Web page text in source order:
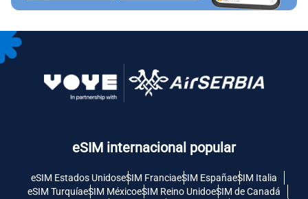
eSIM internacional popular
eSIM Estados UnidoseSIM FranciaeSIM EspañaeSIM Italia
eSIM TurquíaeSIM MéxicoeSIM Reino UnidoeSIM de Canadá